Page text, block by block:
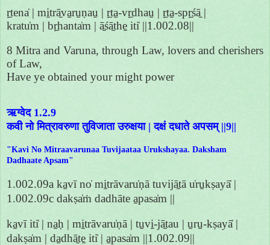
ṛ̱tena̍ | mi̱trā̱va̱ru̱ṇau̱ | ṛ̱ta̱-vṛ̱dhau̱ | ṛ̱ta̱-spṛ̱śā̱ |
kratu̍m | bṛ̱hanta̍m | ā̱śā̱the̱ iti̍ ||1.002.08||
8 Mitra and Varuna, through Law, lovers and cherishers
of Law,
Have ye obtained your might power
ऋग्वेद 1.2.9
कवी नो मित्रावरुणा तुविजाता उरुक्षया | दक्षं दधाते अपसम् ||9||
"Kavi No Mitraavarunaa Tuvijaataa Urukshayaa. Daksham
Dadhaate Apsam"
1.002.09a ka̱vī no̍ mi̱trāvaru̍ṇā tuvijā̱tā u̍ru̱kṣayā̍ |
1.002.09c dakṣa̍ṁ dadhāte a̱pasa̍m ||
ka̱vī iti̍ | na̱ḥ | mi̱trāvaru̍ṇā | tu̱vi̱-jā̱tau | u̱ru̱-kṣayā̍ |
dakṣa̍m | da̱dhā̱te̱ iti̍ | a̱pasa̍m ||1.002.09||